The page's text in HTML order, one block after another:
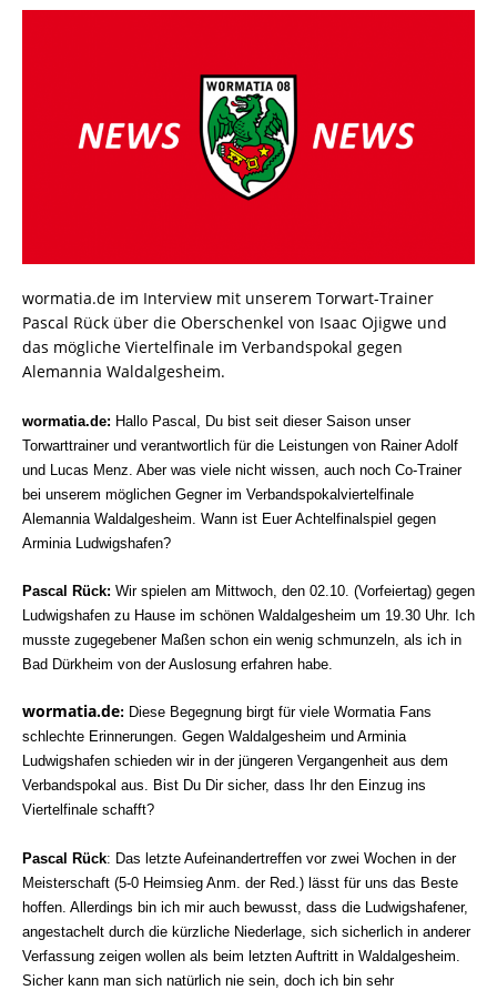
wormatia.de im Interview mit unserem Torwart-Trainer
Pascal Rück über die Oberschenkel von Isaac Ojigwe und
das mögliche Viertelfinale im Verbandspokal gegen
Alemannia Waldalgesheim.
wormatia.de: Hallo Pascal, Du bist seit dieser Saison unser
Torwarttrainer und verantwortlich für die Leistungen von Rainer Adolf
und Lucas Menz. Aber was viele nicht wissen, auch noch Co-Trainer
bei unserem möglichen Gegner im Verbandspokalviertelfinale
Alemannia Waldalgesheim. Wann ist Euer Achtelfinalspiel gegen
Arminia Ludwigshafen?
Pascal Rück: Wir spielen am Mittwoch, den 02.10. (Vorfeiertag) gegen
Ludwigshafen zu Hause im schönen Waldalgesheim um 19.30 Uhr. Ich
musste zugegebener Maßen schon ein wenig schmunzeln, als ich in
Bad Dürkheim von der Auslosung erfahren habe.
wormatia.de: Diese Begegnung birgt für viele Wormatia Fans
schlechte Erinnerungen. Gegen Waldalgesheim und Arminia
Ludwigshafen schieden wir in der jüngeren Vergangenheit aus dem
Verbandspokal aus. Bist Du Dir sicher, dass Ihr den Einzug ins
Viertelfinale schafft?
Pascal Rück: Das letzte Aufeinandertreffen vor zwei Wochen in der
Meisterschaft (5-0 Heimsieg Anm. der Red.) lässt für uns das Beste
hoffen. Allerdings bin ich mir auch bewusst, dass die Ludwigshafener,
angestachelt durch die kürzliche Niederlage, sich sicherlich in anderer
Verfassung zeigen wollen als beim letzten Auftritt in Waldalgesheim.
Sicher kann man sich natürlich nie sein, doch ich bin sehr